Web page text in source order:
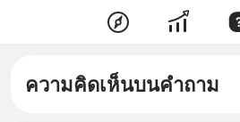
ความคิดเห็นบนคำถาม